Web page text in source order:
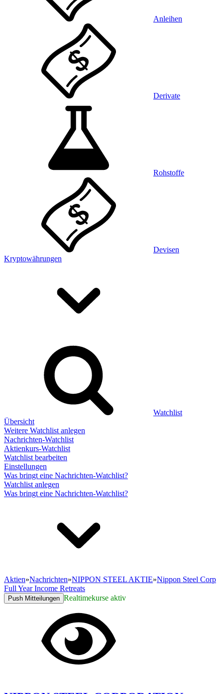
Anleihen
Derivate
Rohstoffe
Devisen
Kryptowährungen
Watchlist
Übersicht
Weitere Watchlist anlegen
Nachrichten-Watchlist
Aktienkurs-Watchlist
Watchlist bearbeiten
Einstellungen
Was bringt eine Nachrichten-Watchlist?
Watchlist anlegen
Was bringt eine Nachrichten-Watchlist?
Aktien»Nachrichten»NIPPON STEEL AKTIE»Nippon Steel Corp
Full Year Income Retreats
Push Mitteilungen Realtimekurse aktiv